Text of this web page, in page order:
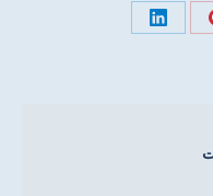
اشتراک